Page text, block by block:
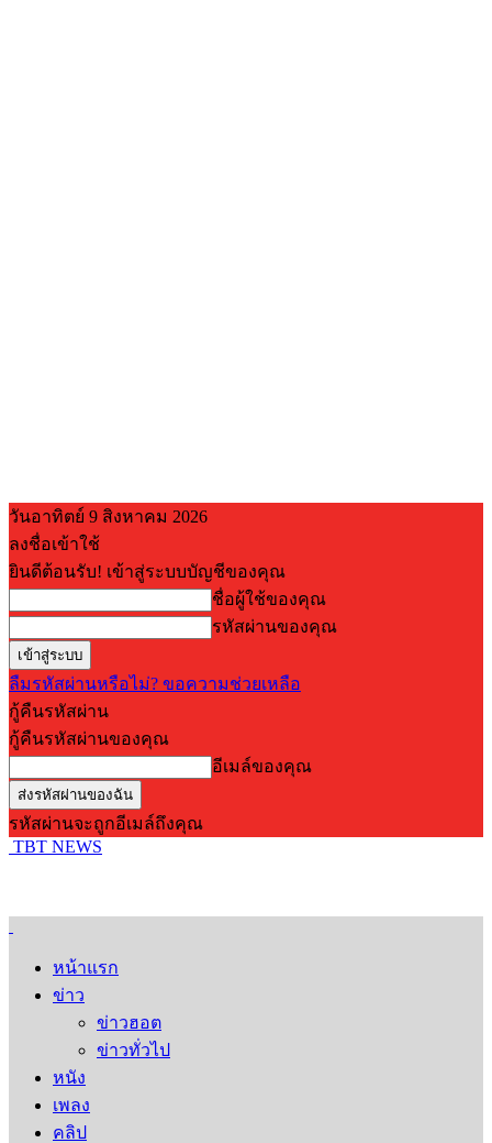
วันอาทิตย์ 9 สิงหาคม 2026
ลงชื่อเข้าใช้
ยินดีต้อนรับ! เข้าสู่ระบบบัญชีของคุณ
ชื่อผู้ใช้ของคุณ
รหัสผ่านของคุณ
ลืมรหัสผ่านหรือไม่? ขอความช่วยเหลือ
กู้คืนรหัสผ่าน
กู้คืนรหัสผ่านของคุณ
อีเมล์ของคุณ
รหัสผ่านจะถูกอีเมล์ถึงคุณ
TBT NEWS
หน้าแรก
ข่าว
ข่าวฮอต
ข่าวทั่วไป
หนัง
เพลง
คลิป